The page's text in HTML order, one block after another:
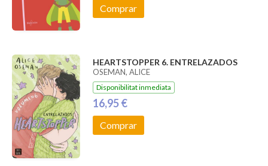
Comprar
HEARTSTOPPER 6. ENTRELAZADOS
OSEMAN, ALICE
Disponibilitat inmediata
16,95 €
Comprar